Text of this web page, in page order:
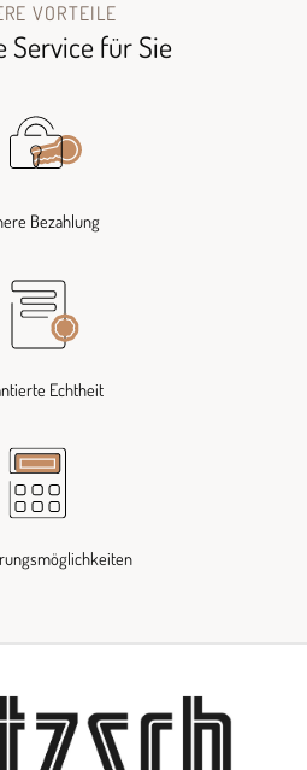
VORTEILE
Service für Sie
Bezahlung
Echtheit